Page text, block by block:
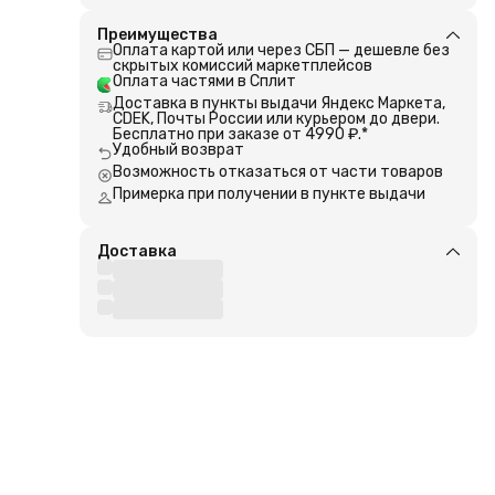
Преимущества
Оплата картой или через СБП — дешевле без
скрытых комиссий маркетплейсов
Оплата частями в Сплит
Доставка в пункты выдачи Яндекс Маркета,
CDEK, Почты России или курьером до двери.
Бесплатно при заказе от 4990 ₽.*
Удобный возврат
Возможность отказаться от части товаров
Примерка при получении в пункте выдачи
Доставка